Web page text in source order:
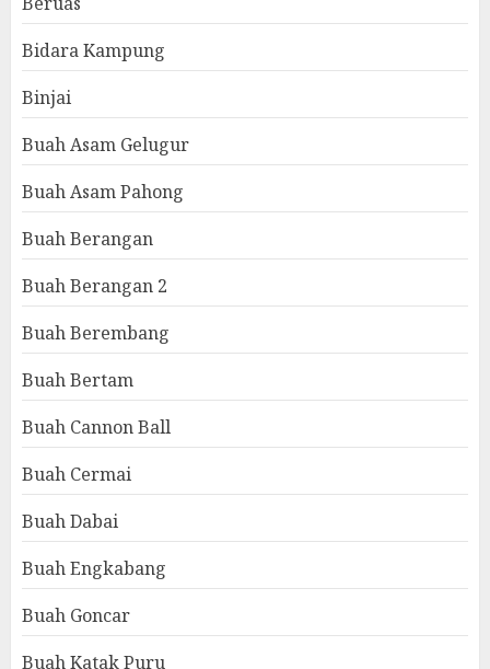
Bidara Kampung
Binjai
Buah Asam Gelugur
Buah Asam Pahong
Buah Berangan
Buah Berangan 2
Buah Berembang
Buah Bertam
Buah Cannon Ball
Buah Cermai
Buah Dabai
Buah Engkabang
Buah Goncar
Buah Katak Puru